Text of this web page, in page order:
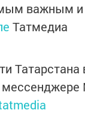
важным
Татмедиа
Татарстана